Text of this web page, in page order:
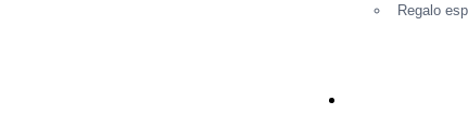
Regalo